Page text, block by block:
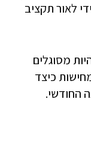
לאור תקציב
מסוגלים
כיצד
החודשי.